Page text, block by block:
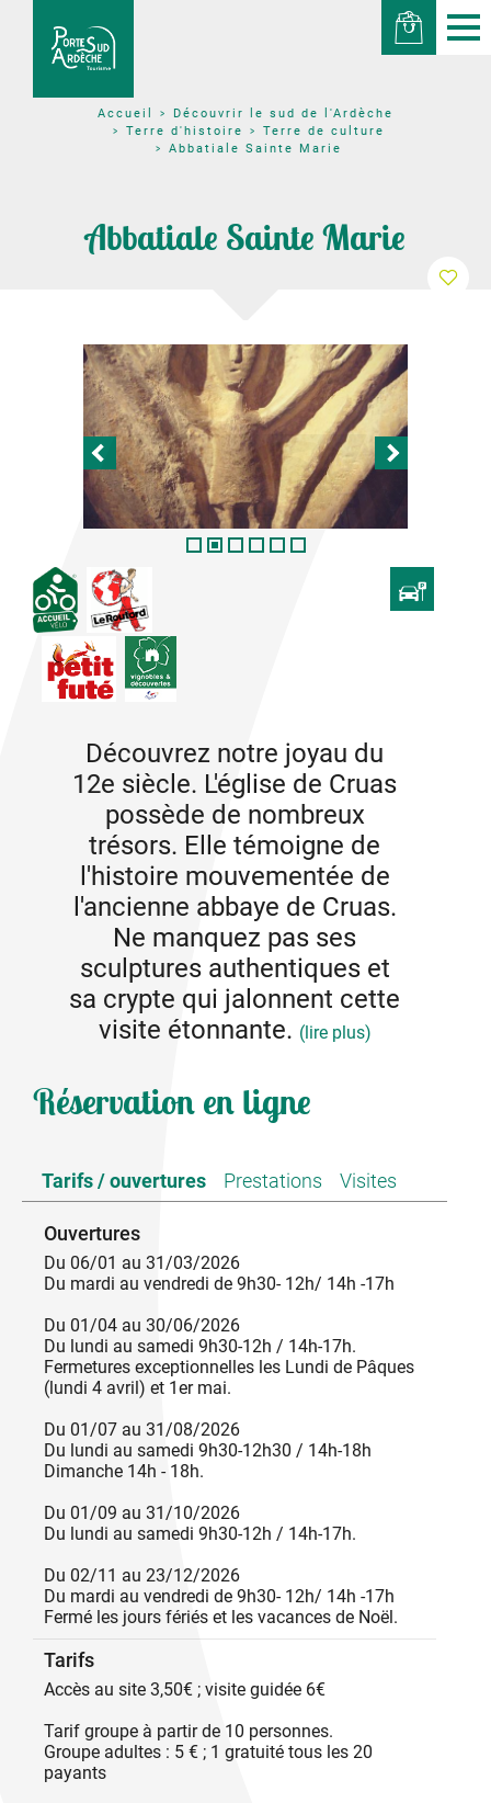
Accueil
Découvrir le sud de l'Ardèche
Terre d'histoire
Terre de culture
Abbatiale Sainte Marie
Abbatiale Sainte Marie
Découvrez notre joyau du
12e siècle. L'église de Cruas
possède de nombreux
trésors. Elle témoigne de
l'histoire mouvementée de
l'ancienne abbaye de Cruas.
Ne manquez pas ses
sculptures authentiques et
sa crypte qui jalonnent cette
visite étonnante. (lire plus)
Visiter l’abbatiale Sainte-Marie de Cruas est
l’opportunité de comprendre le fonctionnement
d’une communauté monastique à l’époque
Trésor d’architecture tout d’abord, avec cet
ensemble dans un pur style Roman très homogène
sa tribune monastique, par la qualité de ses
sculptures et sa rareté. Le priant se trouvant dans la
crypte fait partie des éléments phare de ce
monument. Enfin, la mosaïque du 12e siècle, dans
le chœur de l’édifice, touche le visiteur par sa
beauté.
L’équipe des guides de l’Office du Tourisme vous
accueillera avec plaisir afin de vous faire découvrir
ce joyau.
Réservation en ligne
Tarifs / ouvertures Prestations Visites
Ouvertures
Du 06/01 au 31/03/2026
Du mardi au vendredi de 9h30- 12h/ 14h -17h
Du 01/04 au 30/06/2026
Du lundi au samedi 9h30-12h / 14h-17h.
Fermetures exceptionnelles les Lundi de Pâques
(lundi 4 avril) et 1er mai.
Du 01/07 au 31/08/2026
Du lundi au samedi 9h30-12h30 / 14h-18h
Dimanche 14h - 18h.
Du 01/09 au 31/10/2026
Du lundi au samedi 9h30-12h / 14h-17h.
Du 02/11 au 23/12/2026
Du mardi au vendredi de 9h30- 12h/ 14h -17h
Fermé les jours fériés et les vacances de Noël.
Tarifs
Accès au site 3,50€ ; visite guidée 6€
Tarif groupe à partir de 10 personnes.
Groupe adultes : 5 € ; 1 gratuité tous les 20
payants